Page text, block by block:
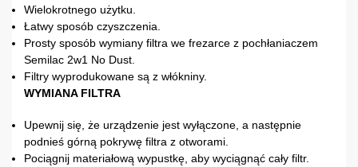
Wielokrotnego użytku.
Łatwy sposób czyszczenia.
Prosty sposób wymiany filtra we frezarce z pochłaniaczem
Semilac 2w1 No Dust.
Filtry wyprodukowane są z włókniny.
WYMIANA FILTRA
Upewnij się, że urządzenie jest wyłączone, a następnie
podnieś górną pokrywę filtra z otworami.
Pociągnij materiałową wypustkę, aby wyciągnąć cały filtr.